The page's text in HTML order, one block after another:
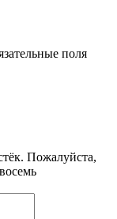
поля
Пожалуйста,
восемь